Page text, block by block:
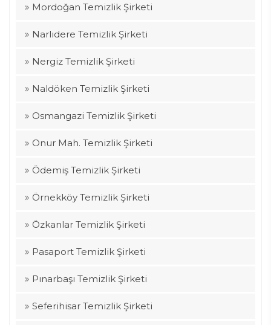
Mordoğan Temizlik Şirketi
Narlıdere Temizlik Şirketi
Nergiz Temizlik Şirketi
Naldöken Temizlik Şirketi
Osmangazi Temizlik Şirketi
Onur Mah. Temizlik Şirketi
Ödemiş Temizlik Şirketi
Örnekköy Temizlik Şirketi
Özkanlar Temizlik Şirketi
Pasaport Temizlik Şirketi
Pınarbaşı Temizlik Şirketi
Seferihisar Temizlik Şirketi